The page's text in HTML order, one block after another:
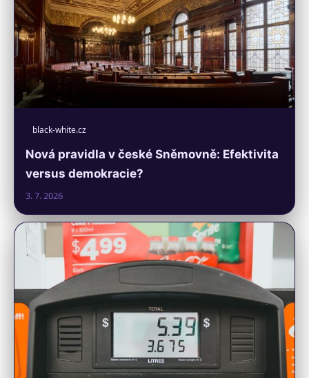
black-white.cz
Nová pravidla v české Sněmovně: Efektivita
versus demokracie?
3. 7. 2026